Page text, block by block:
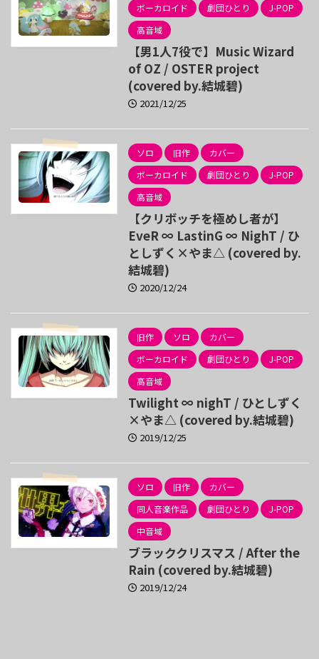
ボーカロイド
劇団ひとり
J-POP
高音域
【男1人7役で】Music Wizard
of OZ / OSTER project
(covered by.結城碧)
2021/12/25
ソロ 旧作
カバー
ボーカロイド
劇団ひとり
J-POP
高音域
【クリボッチを極めし者が】
EveR ∞ LastinG ∞ NighT / ひ
としずく×やま△ (covered by.
結城碧)
2020/12/24
旧作 ソロ
カバー
ボーカロイド
劇団ひとり
J-POP
高音域
Twilight ∞ nighT / ひとしずく
×やま△ (covered by.結城碧)
2019/12/25
ソロ 旧作
カバー
同人音楽作品
劇団ひとり
J-POP
中音域
ブラッククリスマス / After the
Rain (covered by.結城碧)
2019/12/24